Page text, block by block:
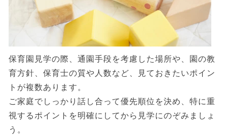
保育園見学の際、通園手段を考慮した場所や、園の教
育方針、保育士の質や人数など、見ておきたいポイン
トが複数あります。
ご家庭でしっかり話し合って優先順位を決め、特に重
視するポイントを明確にしてから見学にのぞみましょ
う。